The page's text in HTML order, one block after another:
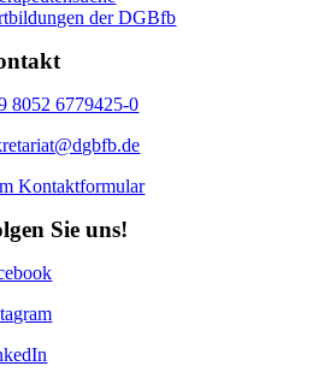
der DGBfb
8052 6779425-0
Kontaktformular
Sie uns!